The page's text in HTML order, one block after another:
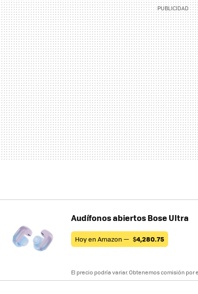
Audífonos abiertos Bose Ultra
Hoy en Amazon — $4,280.75
El precio podría variar. Obtenemos comisión por